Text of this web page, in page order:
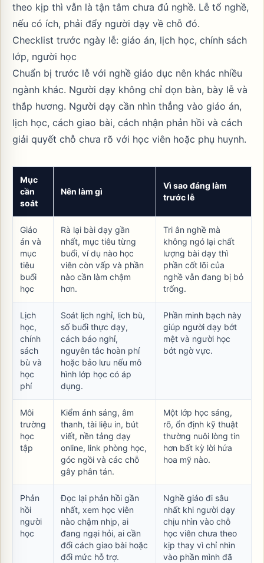
theo kịp thì vẫn là tận tâm chưa đủ nghề. Lễ tổ nghề,
nếu có ích, phải đẩy người dạy về chỗ đó.
Checklist trước ngày lễ: giáo án, lịch học, chính sách
lớp, người học
Chuẩn bị trước lễ với nghề giáo dục nên khác nhiều
ngành khác. Người dạy không chỉ dọn bàn, bày lễ và
thắp hương. Người dạy cần nhìn thẳng vào giáo án,
lịch học, cách giao bài, cách nhận phản hồi và cách
giải quyết chỗ chưa rõ với học viên hoặc phụ huynh.
Mục
cần
soát
Nên làm gì
Vì sao đáng làm
trước lễ
Giáo
án và
mục
tiêu
buổi
học
Rà lại bài dạy gần
nhất, mục tiêu từng
buổi, ví dụ nào học
viên còn vấp và phần
nào cần làm chậm
hơn.
Tri ân nghề mà
không ngó lại chất
lượng bài dạy thì
phần cốt lõi của
nghề vẫn đang bị bỏ
trống.
Lịch
học,
chính
sách
bù và
học
phí
Soát lịch nghỉ, lịch bù,
số buổi thực dạy,
cách báo nghỉ,
nguyên tắc hoàn phí
hoặc bảo lưu nếu mô
hình lớp học có áp
dụng.
Phần minh bạch này
giúp người dạy bớt
mệt và người học
bớt ngờ vực.
Môi
trường
học
tập
Kiểm ánh sáng, âm
thanh, tài liệu in, bút
viết, nền tảng dạy
online, link phòng học,
góc ngồi và các chỗ
gây phân tán.
Một lớp học sáng,
rõ, ổn định kỹ thuật
thường nuôi lòng tin
hơn bất kỳ lời hứa
hoa mỹ nào.
Phản
hồi
người
học
Đọc lại phản hồi gần
nhất, xem học viên
nào chậm nhịp, ai
đang ngại hỏi, ai cần
đổi cách giao bài hoặc
đổi mức hỗ trợ.
Nghề giáo đi sâu
nhất khi người dạy
chịu nhìn vào chỗ
học viên chưa theo
kịp thay vì chỉ nhìn
vào phần mình đã